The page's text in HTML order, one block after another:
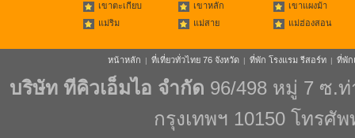
เขาตะเกียบ
เขาหลัก
เขาแผงม้า
แม่ริม
แม่สาย แม่ฮ่องสอน
หน้าหลัก | ที่เที่ยวทั่วไทย 76 จังหวัด | ที่พัก โรงแรม รีสอร์ท | ที่พัก
บริษัท ทีคิวเอ็มไอ จำกัด 96/498 หมู่ 7 ซ.
กรุงเทพฯ 10150 โทรศั